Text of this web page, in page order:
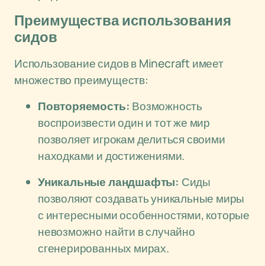
Преимущества использования
сидов
Использование сидов в Minecraft имеет
множество преимуществ:
Повторяемость: Возможность
воспроизвести один и тот же мир
позволяет игрокам делиться своими
находками и достижениями.
Уникальные ландшафты: Сиды
позволяют создавать уникальные миры
с интересными особенностями, которые
невозможно найти в случайно
сгенерированных мирах.